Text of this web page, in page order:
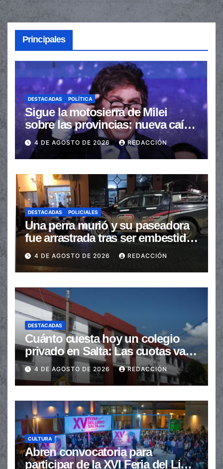
Principales
DESTACADAS POLÍTICA
Sigue la motosierra de Milei
sobre las provincias: nueva caída
de las transferencias no
automáticas
4 DE AGOSTO DE 2026 REDACCIÓN
DESTACADAS POLICIALES
Una perra murió y su paseadora
fue arrastrada tras ser embestidas
en la senda peatonal
4 DE AGOSTO DE 2026 REDACCIÓN
DESTACADAS
Cuánto cuesta hoy un colegio
privado en Salta: Las cuotas van
de $110.000 a más de $600.000
4 DE AGOSTO DE 2026 REDACCIÓN
CULTURA
Abren convocatoria para
participar de la XVI Feria del Libro